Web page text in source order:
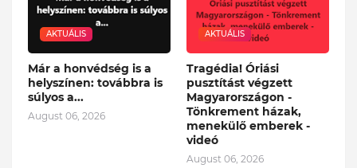
AKTUÁLIS
Már a honvédség is a
helyszínen: továbbra is
súlyos a...
August 06, 2026
AKTUÁLIS
Tragédia! Óriási
pusztítást végzett
Magyarországon -
Tönkrement házak,
menekülő emberek -
videó
August 06, 2026